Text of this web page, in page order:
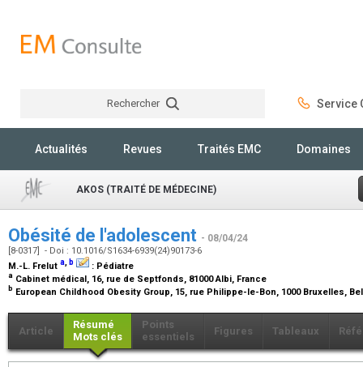
Rechercher Service
Actualités Revues Traités EMC Domaines
AKOS (TRAITÉ DE MÉDECINE)
Obésité de l'adolescent - 08/04/24
[8-0317] - Doi : 10.1016/S1634-6939(24)90173-6
M.-L. Frelut a, b : Pédiatre
a Cabinet médical, 16, rue de Septfonds, 81000 Albi, France
b European Childhood Obesity Group, 15, rue Philippe-le-Bon, 1000 Bruxelles,
Article
Résumé
Mots clés
Points
essentiels
Figures Tableaux